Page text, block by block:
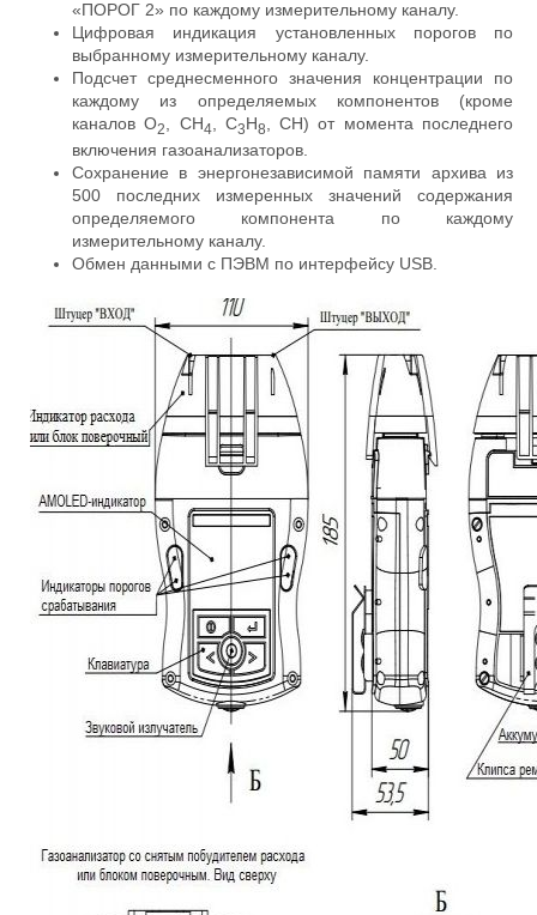
«ПОРОГ 2» по каждому измерительному каналу.
Цифровая индикация установленных порогов по
выбранному измерительному каналу.
Подсчет среднесменного значения концентрации по
каждому из определяемых компонентов (кроме
каналов O2 , СН4 , С3Н8
, СН) от момента последнего
включения газоанализаторов.
Сохранение в энергонезависимой памяти архива из
500 последних измеренных значений содержания
определяемого компонента по каждому
измерительному каналу.
Обмен данными с ПЭВМ по интерфейсу USB.